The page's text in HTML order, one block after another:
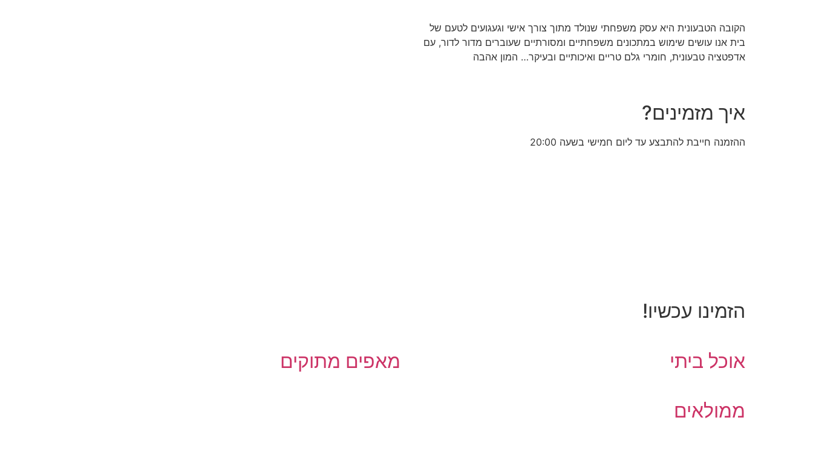
הקובה הטבעונית היא עסק משפחתי שנולד מתוך צורך אישי וגעגועים לטעם של
בית אנו עושים שימוש במתכונים משפחתיים ומסורתיים שעוברים מדור לדור, עם
אדפטציה טבעונית, חומרי גלם טריים ואיכותיים ובעיקר… המון אהבה
איך מזמינים?
ההזמנה חייבת להתבצע עד ליום חמישי בשעה 20:00
הזמינו עכשיו!
אוכל ביתי
ממולאים
מאפים מתוקים